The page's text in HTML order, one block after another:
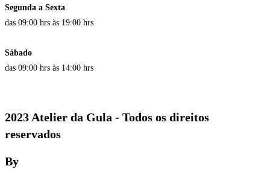
Segunda a Sexta
das 09:00 hrs às 19:00 hrs
Sábado
das 09:00 hrs às 14:00 hrs
2023 Atelier da Gula - Todos os direitos
reservados
By